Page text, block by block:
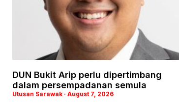
DUN Bukit Arip perlu dipertimbang
dalam persempadanan semula
Utusan Sarawak August 7, 2026